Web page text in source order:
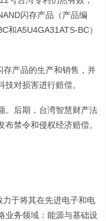
闪存产品（产品编
和A5U4GA31ATS-BC）
存产品的生产和销售，并
对损害进行赔偿。
。后期，台湾智慧财产法
禁令和侵权经济赔偿。
于将其在先进电子和电
业务领域：能源与基础设